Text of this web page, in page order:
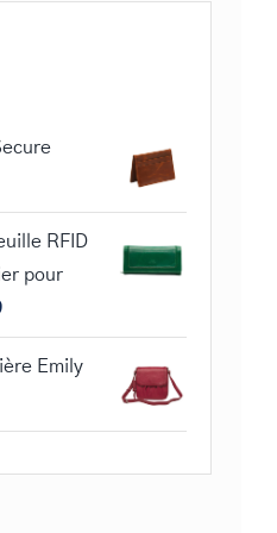
RFID
pour
Emily